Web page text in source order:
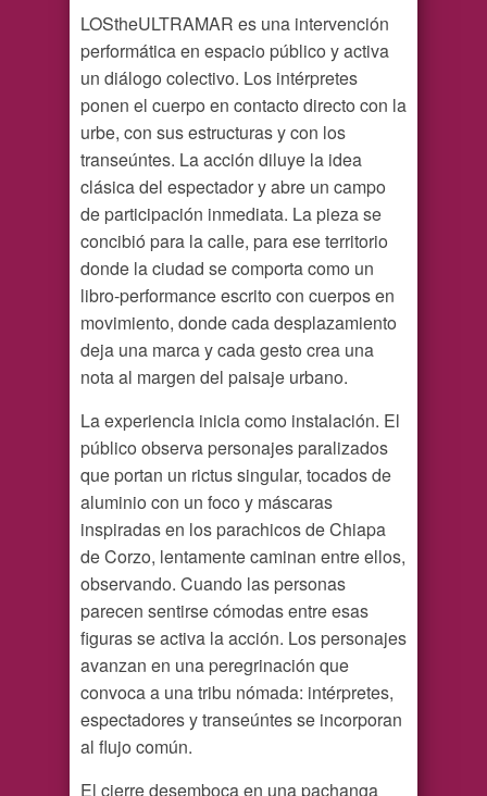
LOStheULTRAMAR es una intervención
performática en espacio público y activa
un diálogo colectivo. Los intérpretes
ponen el cuerpo en contacto directo con la
urbe, con sus estructuras y con los
transeúntes. La acción diluye la idea
clásica del espectador y abre un campo
de participación inmediata. La pieza se
concibió para la calle, para ese territorio
donde la ciudad se comporta como un
libro-performance escrito con cuerpos en
movimiento, donde cada desplazamiento
deja una marca y cada gesto crea una
nota al margen del paisaje urbano.
La experiencia inicia como instalación. El
público observa personajes paralizados
que portan un rictus singular, tocados de
aluminio con un foco y máscaras
inspiradas en los parachicos de Chiapa
de Corzo, lentamente caminan entre ellos,
observando. Cuando las personas
parecen sentirse cómodas entre esas
figuras se activa la acción. Los personajes
avanzan en una peregrinación que
convoca a una tribu nómada: intérpretes,
espectadores y transeúntes se incorporan
al flujo común.
El cierre desemboca en una pachanga